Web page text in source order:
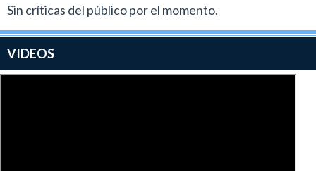
Sin críticas del público por el momento.
VIDEOS